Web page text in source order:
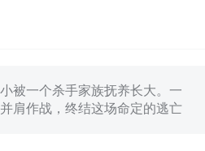
被一个杀手家族抚养长大。一
肩作战，终结这场命定的逃亡